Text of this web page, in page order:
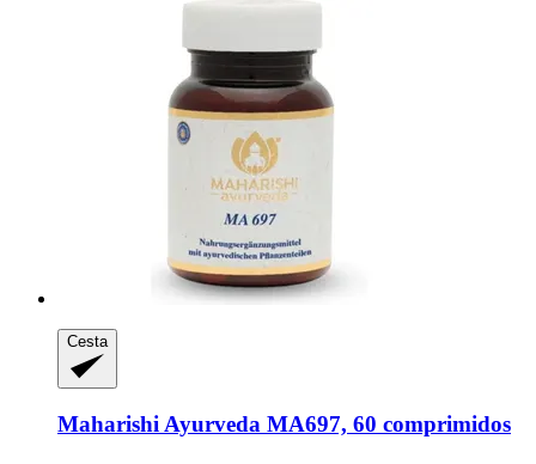
Cesta
Maharishi Ayurveda MA697, 60 comprimidos